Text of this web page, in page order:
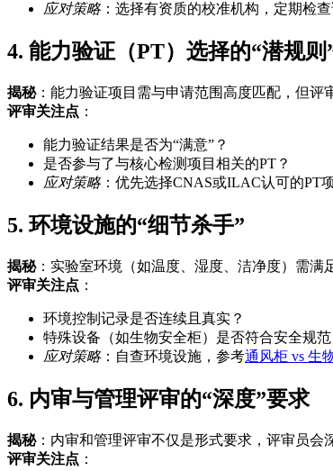
应对策略 ：选择有资质的校准机构，定期检
4. 能力验证（PT）选择的“潜规则
揭秘：能力验证项目需与申请范围高度匹配，但评
评审关注点 ：
能力验证结果是否为“满意”？
是否参与了与核心检测项目相关的PT？
应对策略 ：优先选择CNAS或ILAC认可的PT
5. 环境设施的“细节杀手”
揭秘：实验室环境（如温度、湿度、洁净度）需满
评审关注点 ：
环境控制记录是否连续且真实？
特殊设备（如生物安全柜）是否符合安全规范
应对策略 ：自查环境设施，参考通风柜 vs 生
6. 内审与管理评审的“深度”要求
揭秘：内审和管理评审不仅是形式要求，评审员会
评审关注点 ：